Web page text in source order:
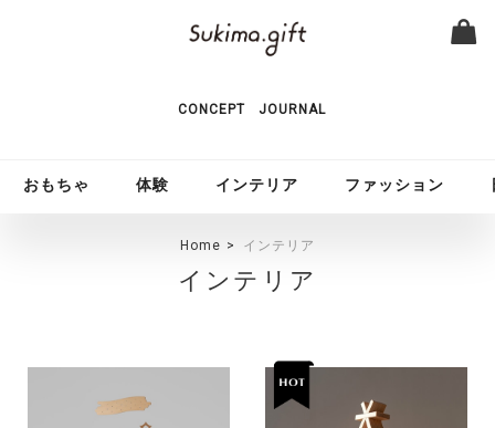
CONCEPT JOURNAL
おもちゃ 体験 インテリア ファッション
Home インテリア
インテリア